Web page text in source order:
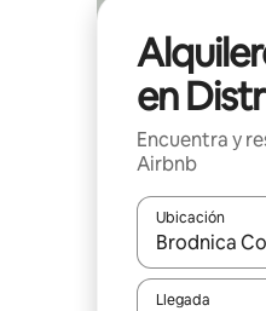
en
Encuentra y
Airbnb
Ubicación
Cuando los
Llegada